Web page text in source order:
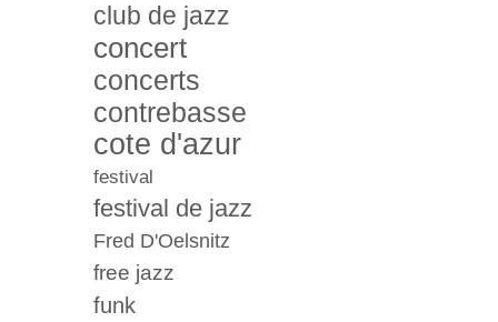
club de jazz
concert
concerts
contrebasse
cote d'azur
festival
festival de jazz
Fred D'Oelsnitz
free jazz
funk